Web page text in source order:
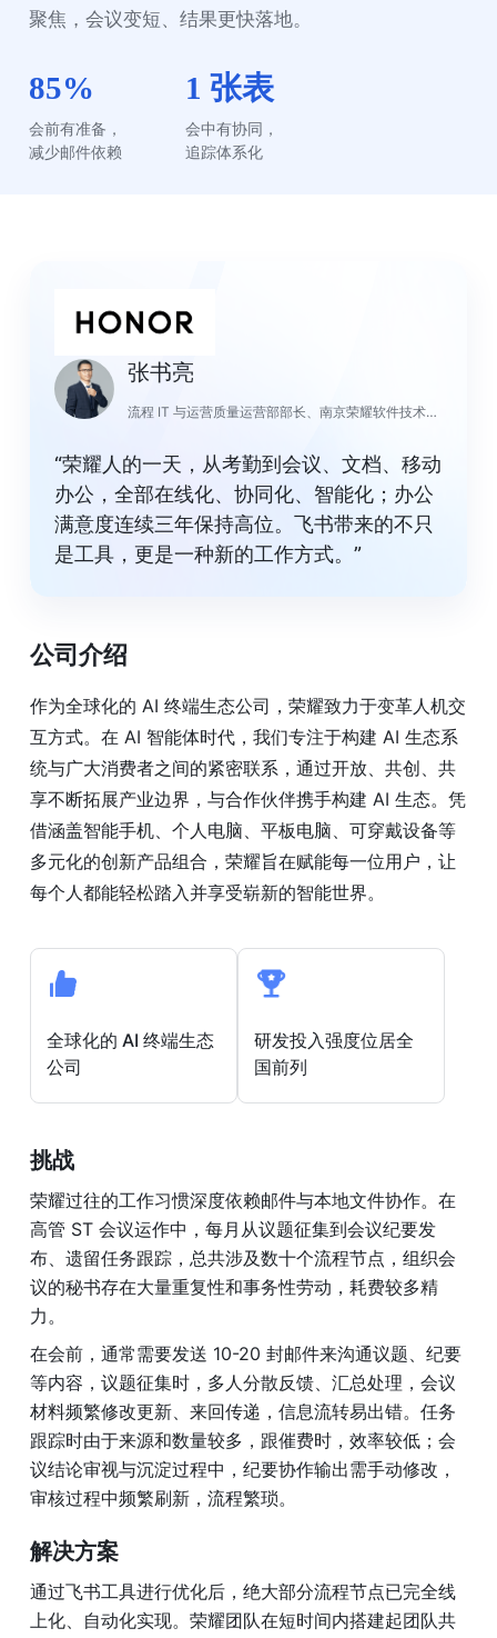
聚焦，会议变短、结果更快落地。
85%
会前有准备，
减少邮件依赖
1 张表
会中有协同，
追踪体系化
张书亮
流程 IT 与运营质量运营部部长、南京荣耀软件技术公司 COO
“荣耀人的一天，从考勤到会议、文档、移动
办公，全部在线化、协同化、智能化；办公
满意度连续三年保持高位。飞书带来的不只
是工具，更是一种新的工作方式。”
公司介绍
作为全球化的 AI 终端生态公司，荣耀致力于变革人机交
互方式。在 AI 智能体时代，我们专注于构建 AI 生态系
统与广大消费者之间的紧密联系，通过开放、共创、共
享不断拓展产业边界，与合作伙伴携手构建 AI 生态。凭
借涵盖智能手机、个人电脑、平板电脑、可穿戴设备等
多元化的创新产品组合，荣耀旨在赋能每一位用户，让
每个人都能轻松踏入并享受崭新的智能世界。
全球化的 AI 终端生态
公司
研发投入强度位居全
国前列
挑战
荣耀过往的工作习惯深度依赖邮件与本地文件协作。在
高管 ST 会议运作中，每月从议题征集到会议纪要发
布、遗留任务跟踪，总共涉及数十个流程节点，组织会
议的秘书存在大量重复性和事务性劳动，耗费较多精
力。
在会前，通常需要发送 10-20 封邮件来沟通议题、纪要
等内容，议题征集时，多人分散反馈、汇总处理，会议
材料频繁修改更新、来回传递，信息流转易出错。任务
跟踪时由于来源和数量较多，跟催费时，效率较低；会
议结论审视与沉淀过程中，纪要协作输出需手动修改，
审核过程中频繁刷新，流程繁琐。
解决方案
通过飞书工具进行优化后，绝大部分流程节点已完全线
上化、自动化实现。荣耀团队在短时间内搭建起团队共